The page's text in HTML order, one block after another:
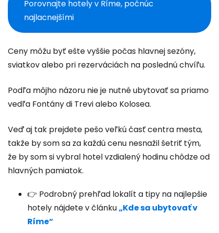
Porovnajte hotely v Ríme, počnúc
najlacnejšími
Ceny môžu byť ešte vyššie počas hlavnej sezóny,
sviatkov alebo pri rezerváciách na poslednú chvíľu.
Podľa môjho názoru nie je nutné ubytovať sa priamo
vedľa Fontány di Trevi alebo Kolosea.
Veď aj tak prejdete pešo veľkú časť centra mesta,
takže by som sa za každú cenu nesnažil šetriť tým,
že by som si vybral hotel vzdialený hodinu chôdze od
hlavných pamiatok.
👉 Podrobný prehľad lokalít a tipy na najlepšie
hotely nájdete v článku „Kde sa ubytovať v
Ríme“